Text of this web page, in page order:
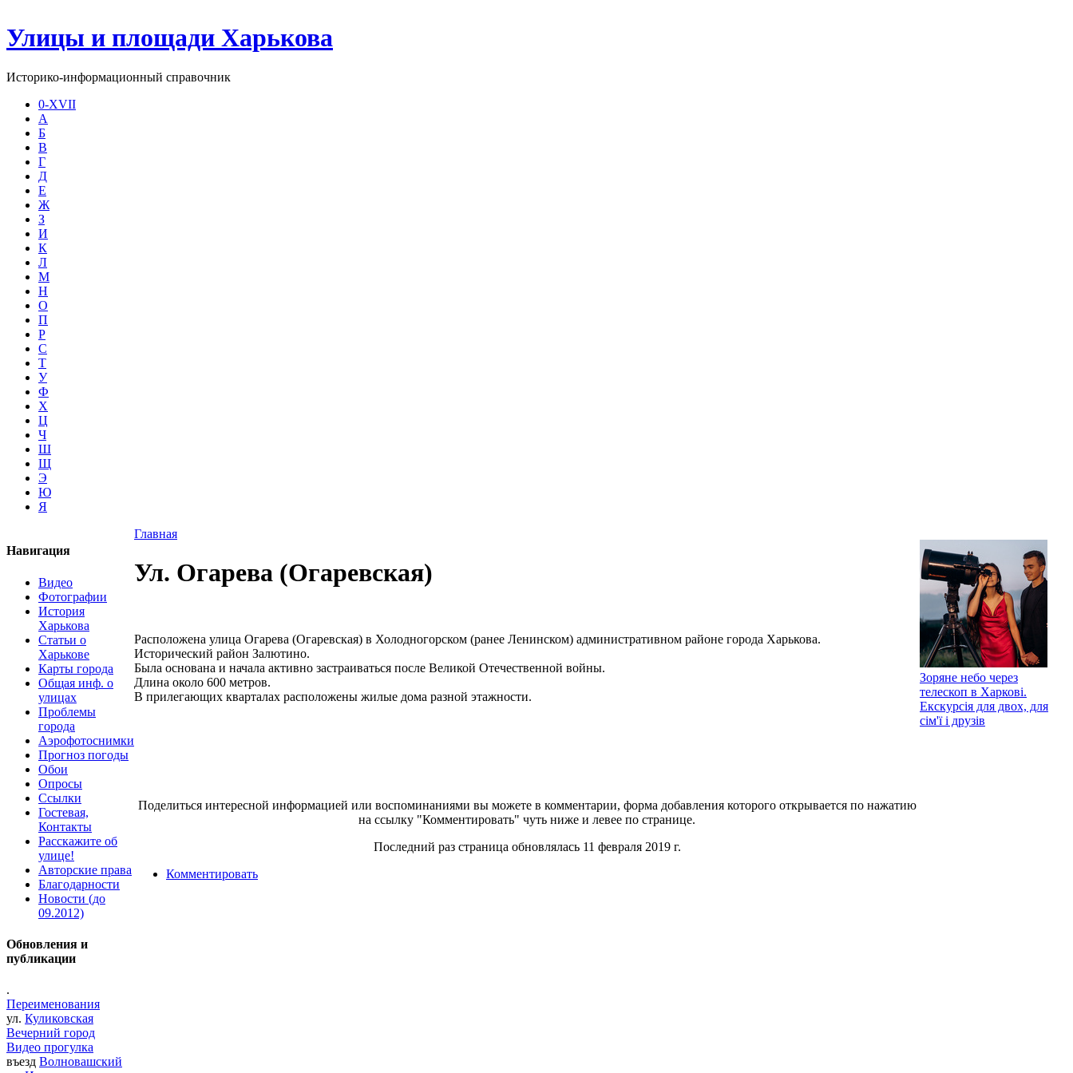
Улицы и площади Харькова
Историко-информационный справочник
0-XVII
А
Б
В
Г
Д
Е
Ж
З
И
К
Л
М
Н
О
П
Р
С
Т
У
Ф
Х
Ц
Ч
Ш
Щ
Э
Ю
Я
Навигация
Видео
Фотографии
История
Харькова
Статьи о
Харькове
Карты города
Общая инф. о
улицах
Проблемы
города
Аэрофотоснимки
Прогноз погоды
Обои
Опросы
Ссылки
Гостевая,
Контакты
Расскажите об
улице!
Авторские права
Благодарности
Новости (до
09.2012)
Обновления и
публикации
.
Переименования
ул. Куликовская
Вечерний город
Видео прогулка
въезд Волновашский
Главная
Ул. Огарева (Огаревская)
Расположена улица Огарева (Огаревская) в Холодногорском (ранее Ленинском) административном районе города Харькова.
Исторический район Залютино.
Была основана и начала активно застраиваться после Великой Отечественной войны.
Длина около 600 метров.
В прилегающих кварталах расположены жилые дома разной этажности.
Поделиться интересной информацией или воспоминаниями вы можете в комментарии, форма добавления которого открывается по нажатию
на ссылку "Комментировать" чуть ниже и левее по странице.
Последний раз страница обновлялась 11 февраля 2019 г.
Комментировать
Зоряне небо через
телескоп в Харкові.
Екскурсія для двох, для
сім'ї і друзів